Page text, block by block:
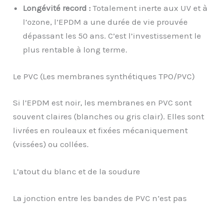
Longévité record : Totalement inerte aux UV et à
l’ozone, l’EPDM a une durée de vie prouvée
dépassant les 50 ans. C’est l’investissement le
plus rentable à long terme.
Le PVC (Les membranes synthétiques TPO/PVC)
Si l’EPDM est noir, les membranes en PVC sont
souvent claires (blanches ou gris clair). Elles sont
livrées en rouleaux et fixées mécaniquement
(vissées) ou collées.
L’atout du blanc et de la soudure
La jonction entre les bandes de PVC n’est pas